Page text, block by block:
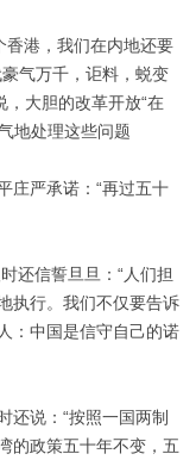
香港，我们在内地还要
气万千，讵料，蜕变
，大胆的改革开放“在
地处理这些问题”
庄严承诺：“再过五十
还信誓旦旦：“人们担
执行。我们不仅要告诉
：中国是信守自己的诺
还说：“按照一国两制
的政策五十年不变，五